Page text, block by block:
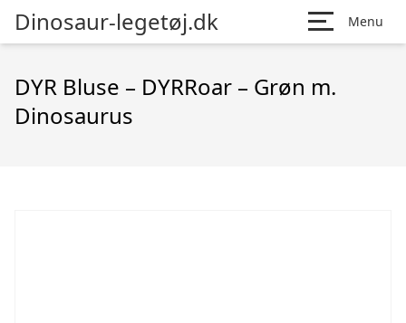
Dinosaur-legetøj.dk Menu
DYR Bluse – DYRRoar – Grøn m.
Dinosaurus